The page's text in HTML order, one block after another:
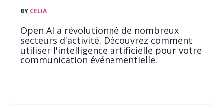
BY CELIA
Open AI a révolutionné de nombreux
secteurs d'activité. Découvrez comment
utiliser l'intelligence artificielle pour votre
communication événementielle.